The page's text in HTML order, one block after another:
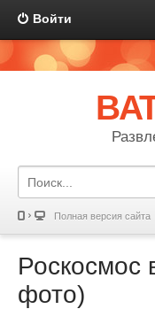
Войти
Полная версия сайта
Роскосмос
фото)